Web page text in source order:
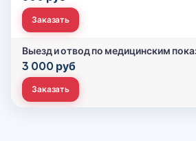
Заказать
Выезд и отвод по медицинским
3 000 руб
Заказать